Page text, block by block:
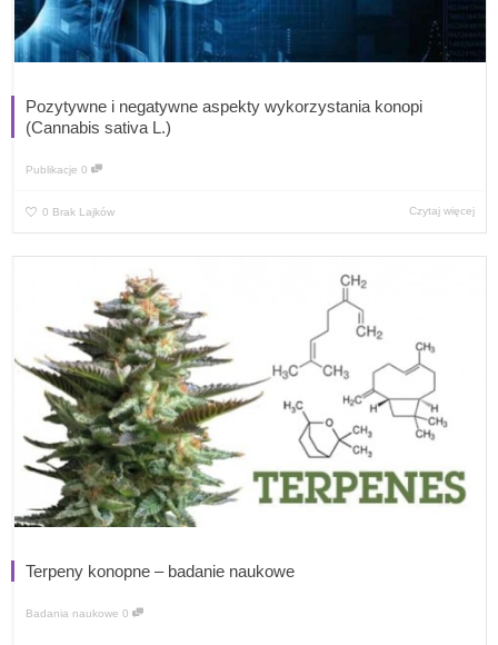
Pozytywne i negatywne aspekty wykorzystania konopi
(Cannabis sativa L.)
Publikacje 0
0 Brak Lajków Czytaj więcej
Terpeny konopne – badanie naukowe
Badania naukowe 0